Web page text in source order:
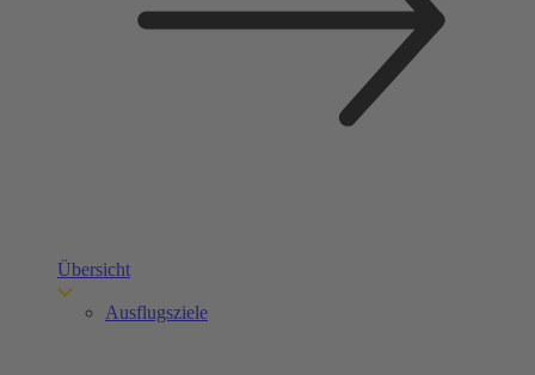
Übersicht
Ausflugsziele